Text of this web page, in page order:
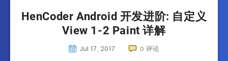
HenCoder Android 开发进阶: 自定义
View 1-2 Paint 详解
Jul 17, 2017 0 评论